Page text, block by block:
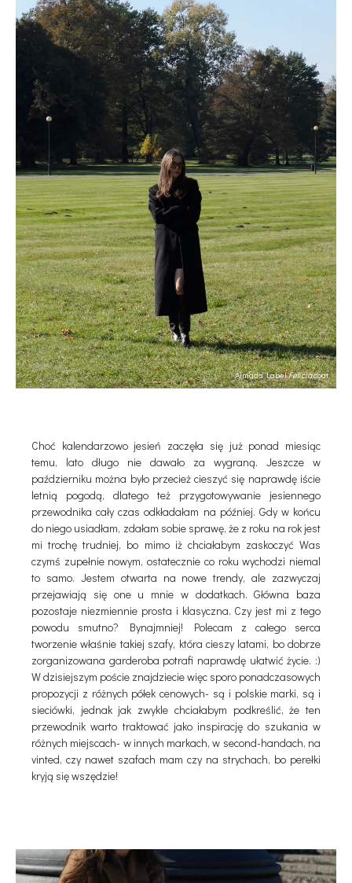
Almada LabelFeliciacoat
Choć kalendarzowo jesień zaczęła się już ponad miesiąc
temu, lato długo nie dawało za wygraną. Jeszcze w
październiku można było przecież cieszyć się naprawdę iście
letnią pogodą, dlatego też przygotowywanie jesiennego
przewodnika cały czas odkładałam na później. Gdy w końcu
do niego usiadłam, zdałam sobie sprawę, że z roku na rok jest
mi trochę trudniej, bo mimo iż chciałabym zaskoczyć Was
czymś zupełnie nowym, ostatecznie co roku wychodzi niemal
to samo. Jestem otwarta na nowe trendy, ale zazwyczaj
przejawiają się one u mnie w dodatkach. Główna baza
pozostaje niezmiennie prosta i klasyczna. Czy jest mi z tego
powodu smutno? Bynajmniej! Polecam z całego serca
tworzenie właśnie takiej szafy, która cieszy latami, bo dobrze
zorganizowana garderoba potrafi naprawdę ułatwić życie. :)
W dzisiejszym poście znajdziecie więc sporo ponadczasowych
propozycji z różnych półek cenowych- są i polskie marki, są i
sieciówki, jednak jak zwykle chciałabym podkreślić, że ten
przewodnik warto traktować jako inspirację do szukania w
różnych miejscach- w innych markach, w second-handach, na
vinted, czy nawet szafach mam czy na strychach, bo perełki
kryją się wszędzie!